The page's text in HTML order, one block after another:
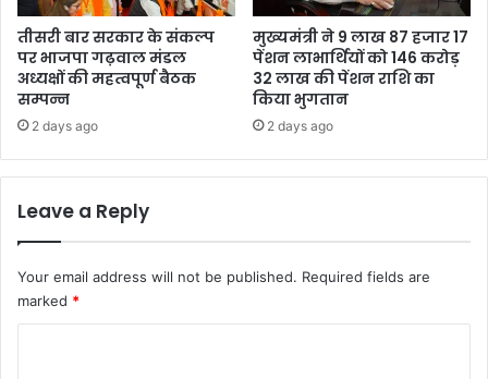
तीसरी बार सरकार के संकल्प
पर भाजपा गढ़वाल मंडल
अध्यक्षों की महत्वपूर्ण बैठक
सम्पन्न
2 days ago
मुख्यमंत्री ने 9 लाख 87 हजार 17
पेंशन लाभार्थियों को 146 करोड़
32 लाख की पेंशन राशि का
किया भुगतान
2 days ago
Leave a Reply
Your email address will not be published. Required fields are
marked *